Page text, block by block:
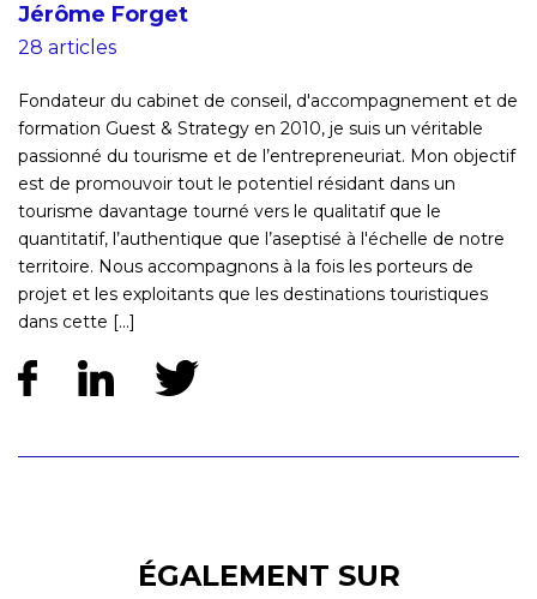
Jérôme Forget
28 articles
Fondateur du cabinet de conseil, d'accompagnement et de
formation Guest & Strategy en 2010, je suis un véritable
passionné du tourisme et de l’entrepreneuriat. Mon objectif
est de promouvoir tout le potentiel résidant dans un
tourisme davantage tourné vers le qualitatif que le
quantitatif, l’authentique que l’aseptisé à l'échelle de notre
territoire. Nous accompagnons à la fois les porteurs de
projet et les exploitants que les destinations touristiques
dans cette [...]
ÉGALEMENT SUR